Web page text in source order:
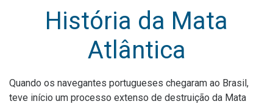
História da Mata
Atlântica
Quando os navegantes portugueses chegaram ao Brasil,
teve início um processo extenso de destruição da Mata